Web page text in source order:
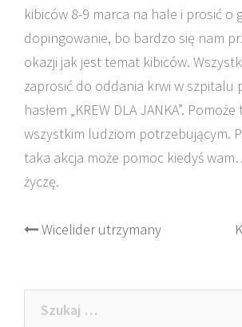
kibiców 8-9 marca na hale i prosić o
dopingowanie, bo bardzo się nam
okazji jak jest temat kibiców.
zaprosić do oddania krwi w szpitalu
hasłem „KREW DLA JANKA”.
wszystkim ludziom potrzebującym.
taka akcja może pomoc kiedyś
życzę.
Post
Wicelider utrzymany
Szukaj: